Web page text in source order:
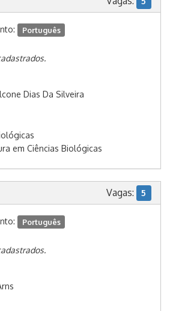
Português
Dias Da Silveira
em Ciências Biológicas
Vagas: 5
Português